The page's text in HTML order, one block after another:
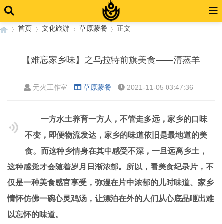
首页 文化旅游 草原蒙餐 正文
【难忘家乡味】之乌拉特前旗美食——清蒸羊
元火工作室 草原蒙餐 2021-11-05 03:47:36
一方水土养育一方人，不管走多远，家乡的口味
不变，即便物流发达，家乡的味道依旧是最地道的美
食。而这种乡情身在其中感受不深，一旦远离乡土，
这种感觉才会随着岁月日渐浓郁。所以，看美食纪录片，不
仅是一种美食感官享受，弥漫在片中浓郁的儿时味道、家乡
情怀仿佛一碗心灵鸡汤，让漂泊在外的人们从心底品咂出难
以忘怀的味道。